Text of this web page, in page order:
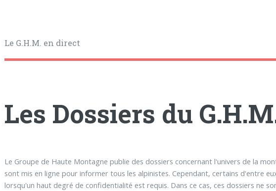
Le G.H.M. en direct
Les Dossiers du
Le Groupe de Haute Montagne publie des dossiers concernant l'univers de la
sont mis en ligne pour informer tous les alpinistes. Cependant, certains d'entre
lorsqu'un haut degré de confidentialité est requis. Dans ce cas, ces dossiers ne